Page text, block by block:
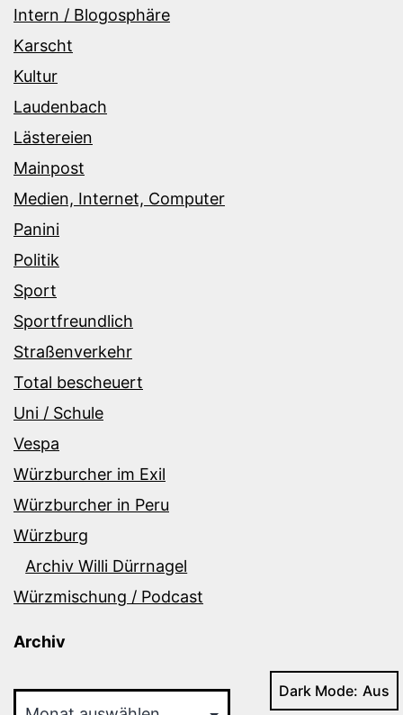
Intern / Blogosphäre
Karscht
Kultur
Laudenbach
Lästereien
Mainpost
Medien, Internet, Computer
Panini
Politik
Sport
Sportfreundlich
Straßenverkehr
Total bescheuert
Uni / Schule
Vespa
Würzburcher im Exil
Würzburcher in Peru
Würzburg
Archiv Willi Dürrnagel
Würzmischung / Podcast
Archiv
Dark Mode: